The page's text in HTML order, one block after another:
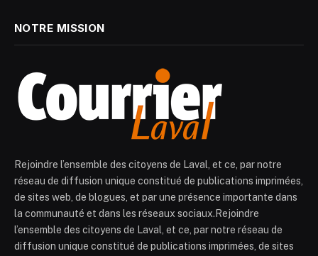
NOTRE MISSION
Rejoindre l’ensemble des citoyens de Laval, et ce, par notre
réseau de diffusion unique constitué de publications imprimées,
de sites web, de blogues, et par une présence importante dans
la communauté et dans les réseaux sociaux.Rejoindre
l’ensemble des citoyens de Laval, et ce, par notre réseau de
diffusion unique constitué de publications imprimées, de sites